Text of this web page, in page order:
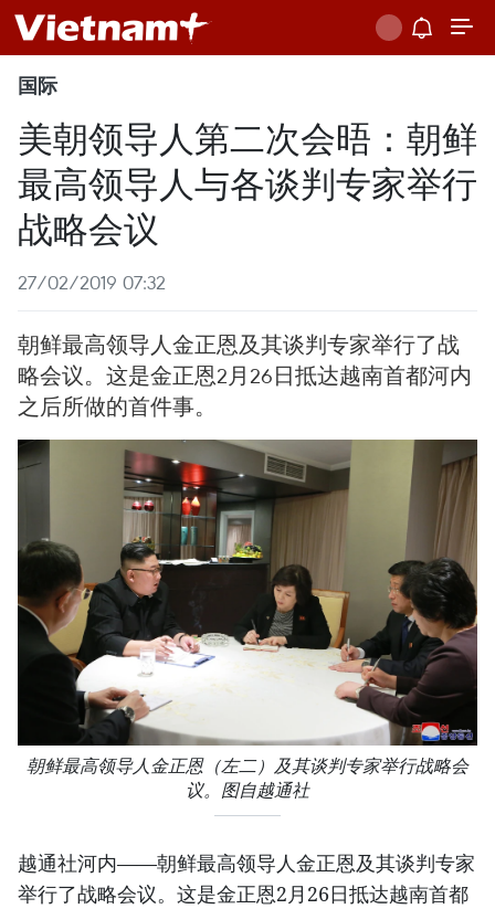
国际
美朝领导人第二次会晤：朝鲜
最高领导人与各谈判专家举行
战略会议
27/02/2019 07:32
朝鲜最高领导人金正恩及其谈判专家举行了战
略会议。这是金正恩2月26日抵达越南首都河内
之后所做的首件事。
朝鲜最高领导人金正恩（左二）及其谈判专家举行战略会
议。图自越通社
越通社河内——朝鲜最高领导人金正恩及其谈判专家
举行了战略会议。这是金正恩2月26日抵达越南首都